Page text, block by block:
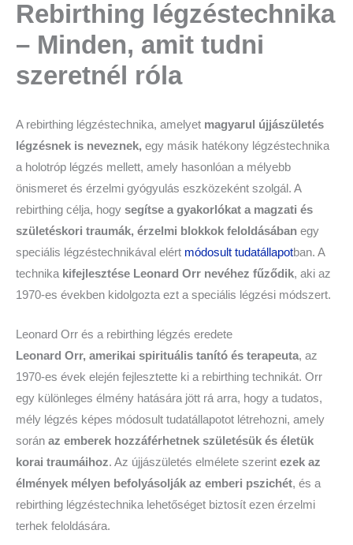
Rebirthing légzéstechnika
– Minden, amit tudni
szeretnél róla
A rebirthing légzéstechnika, amelyet magyarul újjászületés
légzésnek is neveznek, egy másik hatékony légzéstechnika
a holotróp légzés mellett, amely hasonlóan a mélyebb
önismeret és érzelmi gyógyulás eszközeként szolgál. A
rebirthing célja, hogy segítse a gyakorlókat a magzati és
születéskori traumák, érzelmi blokkok feloldásában egy
speciális légzéstechnikával elért módosult tudatállapotban. A
technika kifejlesztése Leonard Orr nevéhez fűződik, aki az
1970-es években kidolgozta ezt a speciális légzési módszert.
Leonard Orr és a rebirthing légzés eredete
Leonard Orr, amerikai spirituális tanító és terapeuta, az
1970-es évek elején fejlesztette ki a rebirthing technikát. Orr
egy különleges élmény hatására jött rá arra, hogy a tudatos,
mély légzés képes módosult tudatállapotot létrehozni, amely
során az emberek hozzáférhetnek születésük és életük
korai traumáihoz. Az újjászületés elmélete szerint ezek az
élmények mélyen befolyásolják az emberi pszichét, és a
rebirthing légzéstechnika lehetőséget biztosít ezen érzelmi
terhek feloldására.